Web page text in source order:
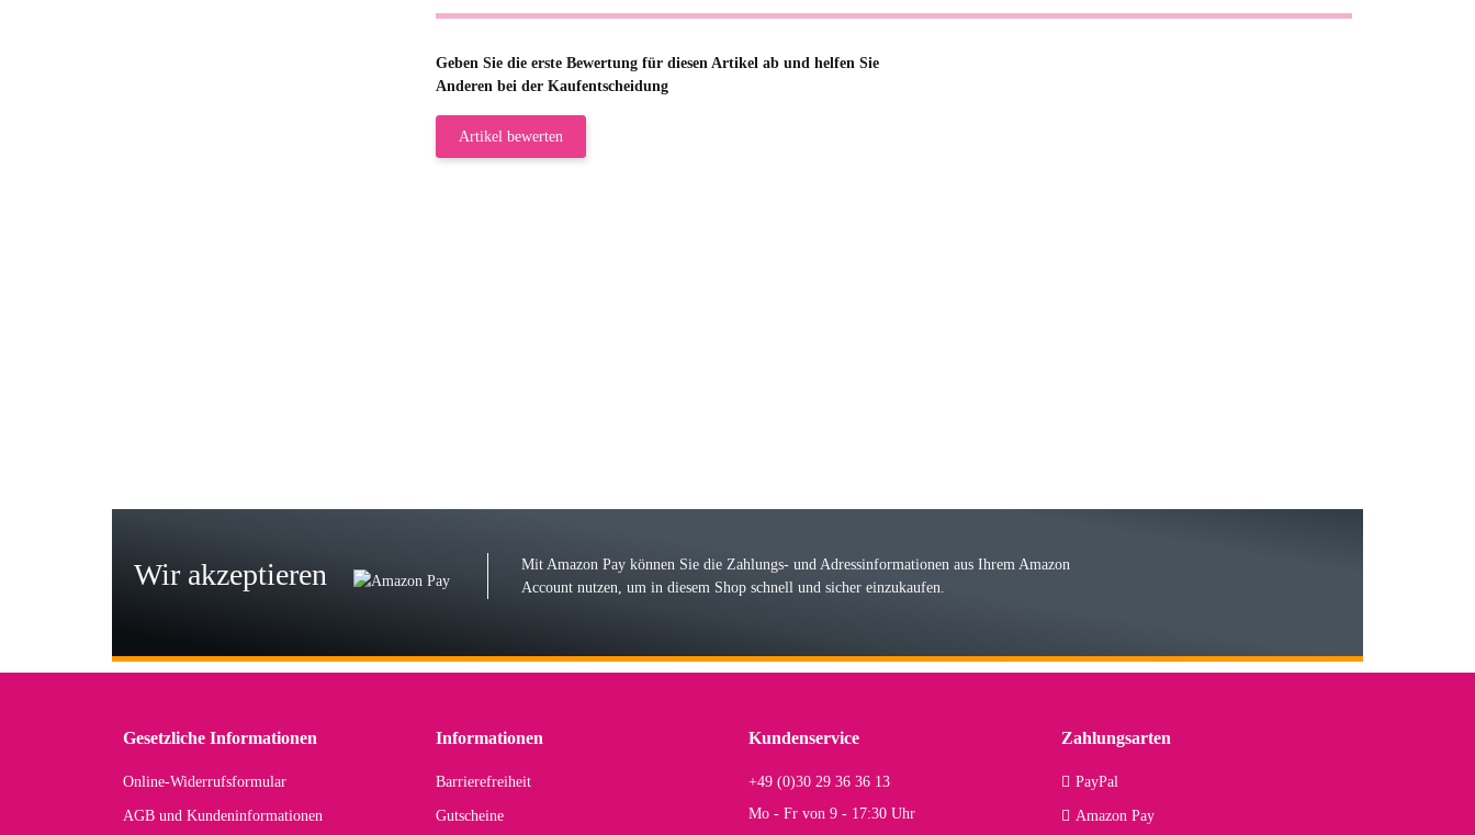
Geben Sie die erste Bewertung für diesen Artikel ab und helfen Sie
Anderen bei der Kaufentscheidung
Artikel bewerten
Der Koffer macht einen sehr soliden Eindruck. Die Zuverlässigkeit muss sich noch in den kommenden Jahren herausstellen. Spannend wird es falls
Hans E
Wir akzeptieren
Mit Amazon Pay können Sie die Zahlungs- und Adressinformationen aus Ihrem Amazon
Account nutzen, um in diesem Shop schnell und sicher einzukaufen.
Gesetzliche Informationen
Online-Widerrufsformular
AGB und Kundeninformationen
Informationen
Barrierefreiheit
Gutscheine
Kundenservice
+49 (0)30 29 36 36 13
Mo - Fr von 9 - 17:30 Uhr
Zahlungsarten
PayPal
Amazon Pay